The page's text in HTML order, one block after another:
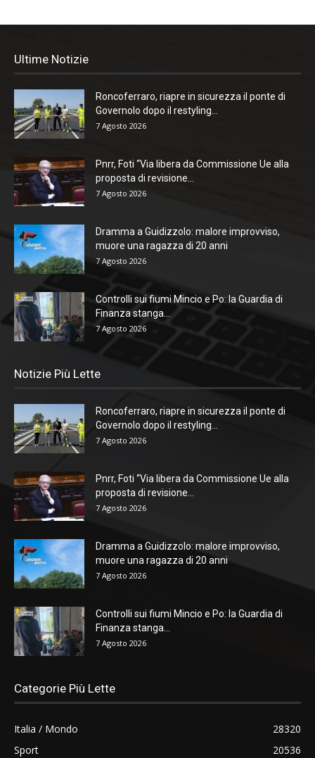
Ultime Notizie
Roncoferraro, riapre in sicurezza il ponte di
Governolo dopo il restyling...
7 Agosto 2026
Pnrr, Foti “Via libera da Commissione Ue alla
proposta di revisione...
7 Agosto 2026
Dramma a Guidizzolo: malore improvviso,
muore una ragazza di 20 anni
7 Agosto 2026
Controlli sui fiumi Mincio e Po: la Guardia di
Finanza stanga...
7 Agosto 2026
Notizie Più Lette
Roncoferraro, riapre in sicurezza il ponte di
Governolo dopo il restyling...
7 Agosto 2026
Pnrr, Foti “Via libera da Commissione Ue alla
proposta di revisione...
7 Agosto 2026
Dramma a Guidizzolo: malore improvviso,
muore una ragazza di 20 anni
7 Agosto 2026
Controlli sui fiumi Mincio e Po: la Guardia di
Finanza stanga...
7 Agosto 2026
Categorie Più Lette
Italia / Mondo
28320
Sport
20536